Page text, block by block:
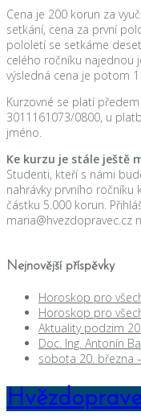
Cena je 200 korun za
setkání, cena za první
pololetí se setkáme
celého ročníku najednou
výsledná cena je potom
Kurzovné se platí
3011161073/0800, u
jméno.
Ke kurzu je stále ještě
Studenti, kteří s námi
nahrávky prvního ročníku
částku 5.000 korun.
maria@hvezdopravec.cz
Nejnovější příspěvky
Horoskop pro
Horoskop pro
Aktuality podzim
Doc. Ing. Antonín
sobota 20. března